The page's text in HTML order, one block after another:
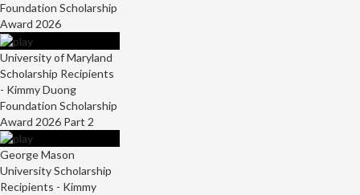
Foundation Scholarship
Award 2026
University of Maryland
Scholarship Recipients
- Kimmy Duong
Foundation Scholarship
Award 2026 Part 2
George Mason
University Scholarship
Recipients - Kimmy